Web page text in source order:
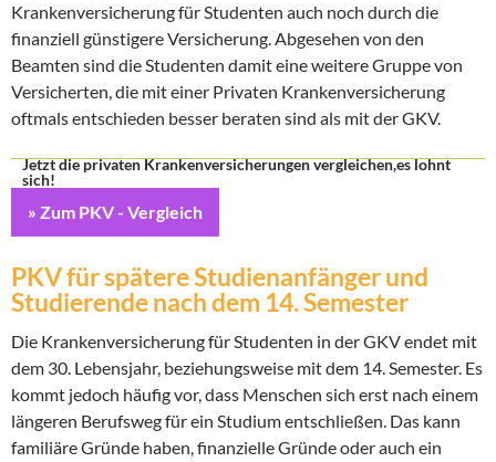
Krankenversicherung für Studenten auch noch durch die
finanziell günstigere Versicherung. Abgesehen von den
Beamten sind die Studenten damit eine weitere Gruppe von
Versicherten, die mit einer Privaten Krankenversicherung
oftmals entschieden besser beraten sind als mit der GKV.
Jetzt die privaten Krankenversicherungen vergleichen,es lohnt
sich!
» Zum PKV - Vergleich
PKV für spätere Studienanfänger und
Studierende nach dem 14. Semester
Die Krankenversicherung für Studenten in der GKV endet mit
dem 30. Lebensjahr, beziehungsweise mit dem 14. Semester. Es
kommt jedoch häufig vor, dass Menschen sich erst nach einem
längeren Berufsweg für ein Studium entschließen. Das kann
familiäre Gründe haben, finanzielle Gründe oder auch ein